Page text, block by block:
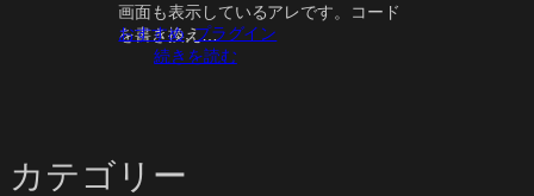
画面も表示しているアレです。コード
を書き換え…
おすすめ, プラグイン
続きを読む:
カテゴリー